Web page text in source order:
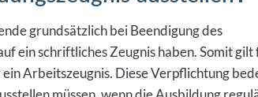
grundsätzlich bei Beendigung des
ein schriftliches Zeugnis haben. Somit gilt
Arbeitszeugnis. Diese Verpflichtung
müssen, wenn die Ausbildung